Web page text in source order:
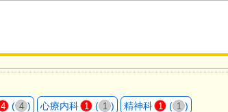
4 ( 4 ) 心療内科 1 ( 1 ) 精神科 1 ( 1 )